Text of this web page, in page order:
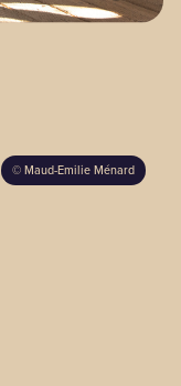
©Maud-Emilie Ménard